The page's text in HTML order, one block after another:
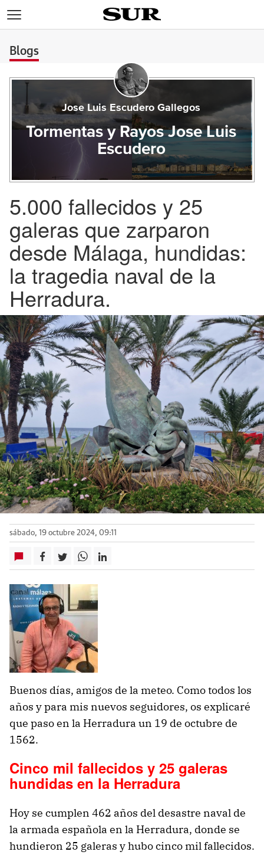
Blogs
Jose Luis Escudero Gallegos
Tormentas y Rayos Jose Luis
Escudero
5.000 fallecidos y 25
galeras que zarparon
desde Málaga, hundidas:
la tragedia naval de la
Herradura.
sábado, 19 octubre 2024, 09:11
Buenos días, amigos de la meteo. Como todos los
años y para mis nuevos seguidores, os explicaré
que paso en la Herradura un 19 de octubre de
1562.
Cinco mil fallecidos y 25 galeras
hundidas en la Herradura
Hoy se cumplen 462 años del desastre naval de
la armada española en la Herradura, donde se
hundieron 25 galeras y hubo cinco mil fallecidos.